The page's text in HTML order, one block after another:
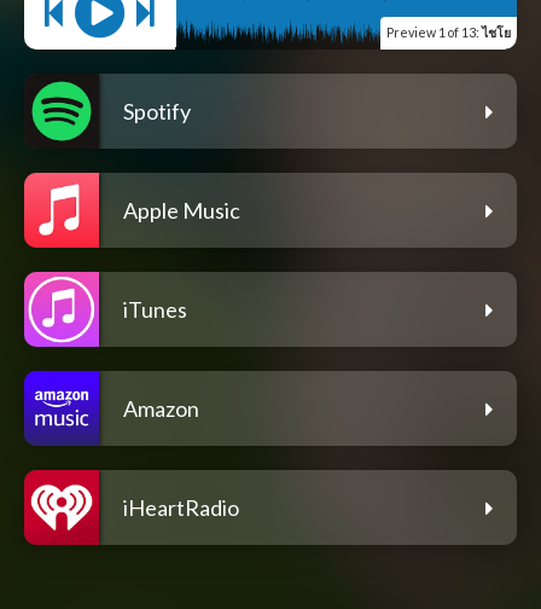
Preview 1 of 13:ไชโย
Spotify
Apple Music
iTunes
Amazon
iHeartRadio